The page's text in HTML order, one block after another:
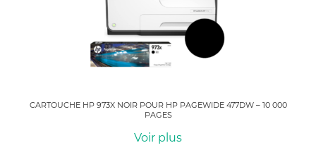
CARTOUCHE HP 973X NOIR POUR HP PAGEWIDE 477DW – 10 000
PAGES
Voir plus